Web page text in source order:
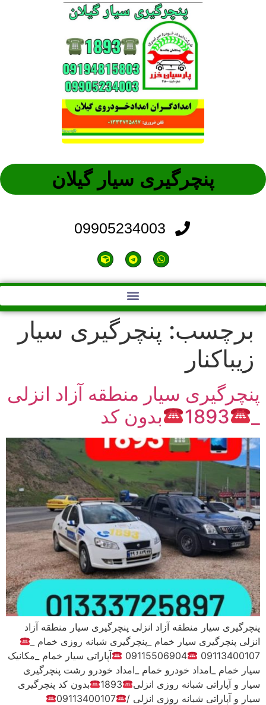
پنچرگیری سیار گیلان
09905234003
برچسب: پنچرگیری سیار
زیباکنار
پنچرگیری سیار منطقه آزاد انزلی
1893 بدون کد
پنچرگیری سیار منطقه آزاد انزلی پنچرگیری سیار منطقه آزاد
انزلی پنچرگیری سیار خمام _پنچرگیری شبانه روزی خمام _
09113400107
09115506904
آپاراتی سیار خمام _مکانیک
سیار خمام _امداد خودرو خمام _امداد خودرو رشت پنچرگیری
سیار و آپاراتی شبانه روزی انزلی
1893
بدون کد پنچرگیری
سیار و آپاراتی شبانه روزی انزلی /
09113400107